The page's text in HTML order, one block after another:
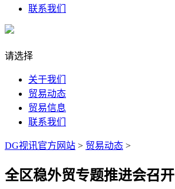
联系我们
请选择
关于我们
贸易动态
贸易信息
联系我们
DG视讯官方网站 > 贸易动态 >
全区稳外贸专题推进会召开